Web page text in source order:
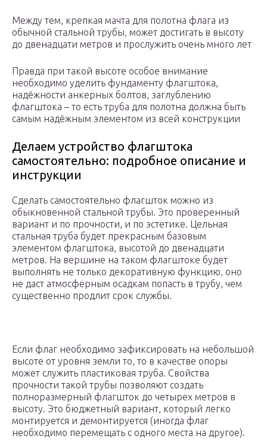
Между тем, крепкая мачта для полотна флага из
обычной стальной трубы, может достигать в высоту
до двенадцати метров и прослужить очень много лет
Правда при такой высоте особое внимание
необходимо уделить фундаменту флагштока,
надёжности анкерных болтов, заглублению
флагштока – то есть труба для полотна должна быть
самым надёжным элементом из всей конструкции
Делаем устройство флагштока
самостоятельно: подробное описание и
инструкции
Сделать самостоятельно флагшток можно из
обыкновенной стальной трубы. Это проверенный
вариант и по прочности, и по эстетике. Цельная
стальная труба будет прекрасным базовым
элементом флагштока, высотой до двенадцати
метров. На вершине на таком флагштоке будет
выполнять не только декоративную функцию, оно
не даст атмосферным осадкам попасть в трубу, чем
существенно продлит срок службы.
Если флаг необходимо зафиксировать на небольшой
высоте от уровня земли то, то в качестве опоры
может служить пластиковая труба. Свойства
прочности такой трубы позволяют создать
полноразмерный флагшток до четырех метров в
высоту. Это бюджетный вариант, который легко
монтируется и демонтируется (иногда флаг
необходимо перемещать с одного места на другое).